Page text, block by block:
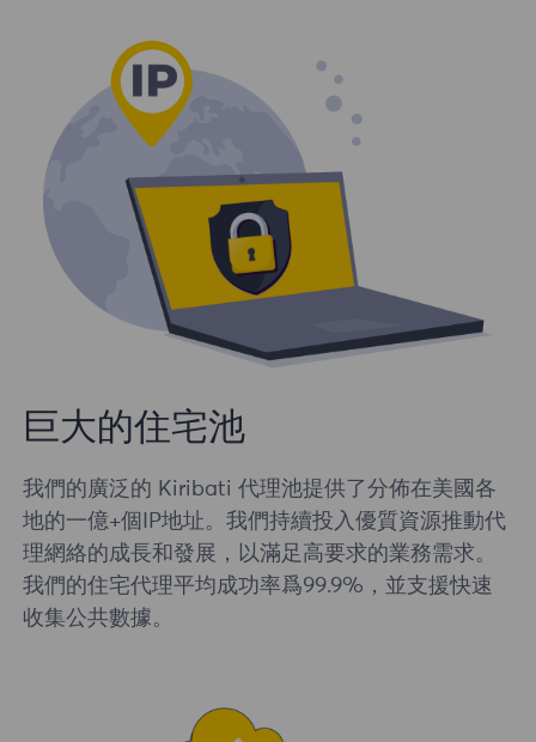
巨大的住宅池
我們的廣泛的 Kiribati 代理池提供了分佈在美國各
地的一億+個IP地址。我們持續投入優質資源推動代
理網絡的成長和發展，以滿足高要求的業務需求。
我們的住宅代理平均成功率爲99.9%，並支援快速
收集公共數據。